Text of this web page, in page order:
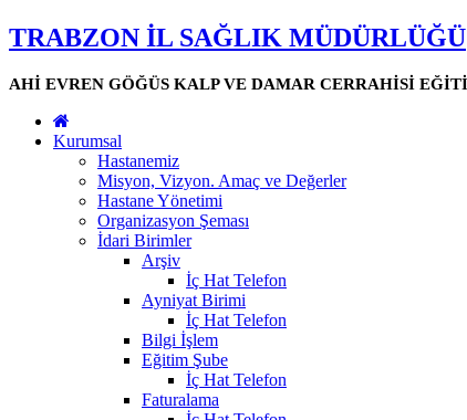
TRABZON İL SAĞLIK MÜDÜRLÜĞÜ
AHİ EVREN GÖĞÜS KALP VE DAMAR CERRAHİSİ
Kurumsal
Hastanemiz
Misyon, Vizyon. Amaç ve Değerler
Hastane Yönetimi
Organizasyon Şeması
İdari Birimler
Arşiv
İç Hat Telefon
Ayniyat Birimi
İç Hat Telefon
Bilgi İşlem
Eğitim Şube
İç Hat Telefon
Faturalama